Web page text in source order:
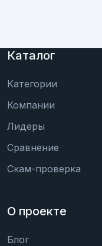
Каталог
Категории
Компании
Лидеры
Сравнение
Скам-проверка
О проекте
Блог